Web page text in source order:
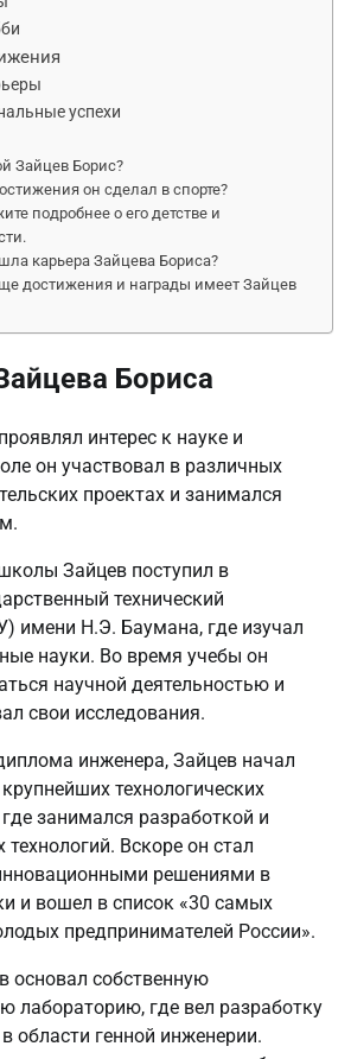
успехи
Зайцев Борис?
он сделал в спорте?
подробнее о его детстве и
карьера Зайцева Бориса?
достижения и награды имеет Зайцев
Бориса
интерес к науке и
он участвовал в различных
проектах и занимался
Зайцев поступил в
технический
имени Н.Э. Баумана, где изучал
науки. Во время учебы он
научной деятельностью и
свои исследования.
инженера, Зайцев начал
технологических
занимался разработкой и
Вскоре он стал
решениями в
и вошел в список «30 самых
предпринимателей России».
основал собственную
лабораторию, где вел разработку
области генной инженерии.